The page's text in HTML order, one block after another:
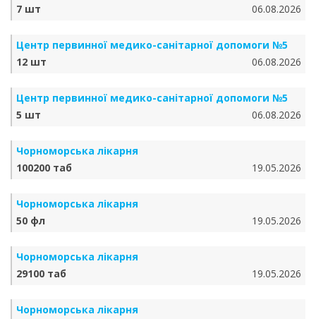
7 шт
06.08.2026
Центр первинної медико-санітарної допомоги №5
12 шт
06.08.2026
Центр первинної медико-санітарної допомоги №5
5 шт
06.08.2026
Чорноморська лікарня
100200 таб
19.05.2026
Чорноморська лікарня
50 фл
19.05.2026
Чорноморська лікарня
29100 таб
19.05.2026
Чорноморська лікарня